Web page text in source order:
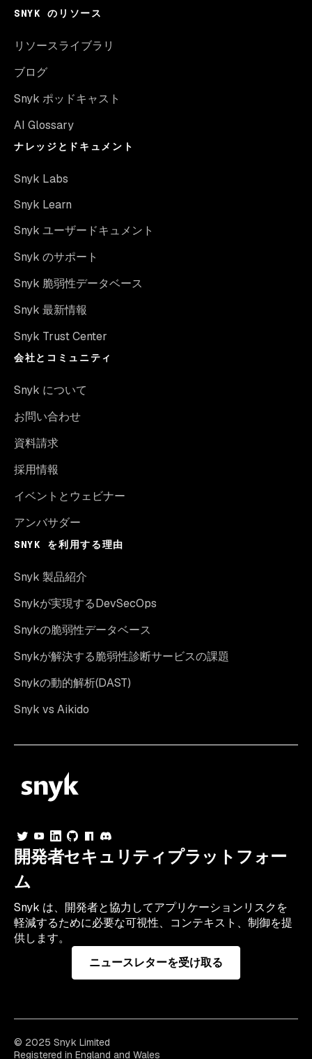
SNYK のリソース
リソースライブラリ
ブログ
Snyk ポッドキャスト
AI Glossary
ナレッジとドキュメント
Snyk Labs
Snyk Learn
Snyk ユーザードキュメント
Snyk のサポート
Snyk 脆弱性データベース
Snyk 最新情報
Snyk Trust Center
会社とコミュニティ
Snyk について
お問い合わせ
資料請求
採用情報
イベントとウェビナー
アンバサダー
SNYK を利用する理由
Snyk 製品紹介
Snykが実現するDevSecOps
Snykの脆弱性データベース
Snykが解決する脆弱性診断サービスの課題
Snykの動的解析(DAST)
Snyk vs Aikido
開発者セキュリティプラットフォー
ム
Snyk は、開発者と協力してアプリケーションリスクを
軽減するために必要な可視性、コンテキスト、制御を提
供します。
ニュースレターを受け取る
© 2025 Snyk Limited
Registered in England and Wales